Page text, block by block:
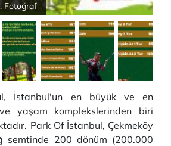
Fotoğraf
İstanbul'un en büyük ve en
yaşam komplekslerinden biri
Park Of İstanbul, Çekmeköy
semtinde 200 dönüm (200.000